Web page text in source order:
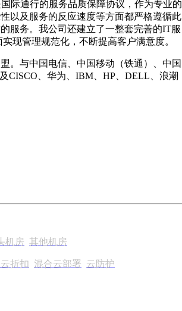
际通行的服务品质保障协议，作为专业的
以及服务的反应速度等方面都严格遵循此
服务。我公司还建立了一整套完善的IT服
现管理规范化，不断提高客户满意度。
。与中国电信、中国移动（铁通）、中国
CISCO、华为、IBM、HP、DELL、浪潮
机房 其他机房
折扣 混合云部署 云防护